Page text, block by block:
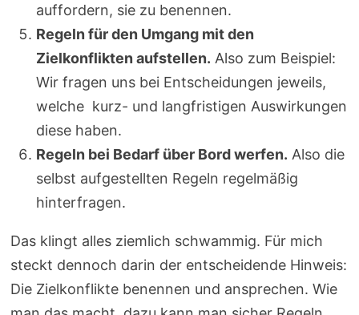
auffordern, sie zu benennen.
Regeln für den Umgang mit den
Zielkonflikten aufstellen. Also zum Beispiel:
Wir fragen uns bei Entscheidungen jeweils,
welche kurz- und langfristigen Auswirkungen
diese haben.
Regeln bei Bedarf über Bord werfen. Also die
selbst aufgestellten Regeln regelmäßig
hinterfragen.
Das klingt alles ziemlich schwammig. Für mich
steckt dennoch darin der entscheidende Hinweis:
Die Zielkonflikte benennen und ansprechen. Wie